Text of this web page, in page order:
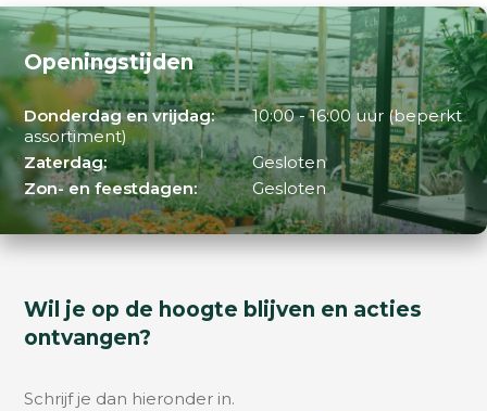
Openingstijden
Donderdag en vrijdag:
10:00 - 16:00 uur (beperkt
assortiment)
Zaterdag:
Gesloten
Zon- en feestdagen:
Gesloten
Wil je op de hoogte blijven en acties
ontvangen?
Schrijf je dan hieronder in.